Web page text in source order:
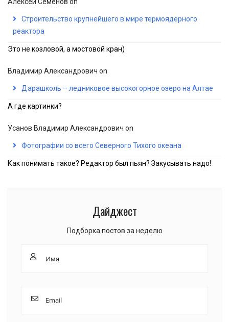
Строительство крупнейшего в мире термоядерного
реактора
Это не козловой, а мостовой кран)
Владимир Александрович on
Дарашколь – ледниковое высокогорное озеро на Алтае
А где картинки?
Усанов Владимир Александрович on
Фотографии со всего Северного Тихого океана
Как понимать такое? Редактор был пьян? Закусывать надо!
Дайджест
Подборка постов за неделю